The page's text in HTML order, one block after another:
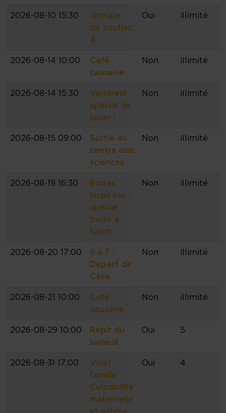
2026-08-10 15:30
Groupe
de soutien
4
Oui illimité
2026-08-14 10:00
Café
causerie
Non illimité
2026-08-14 15:30
Vendredi
spécial de
jouer !
Non illimité
2026-08-15 09:00
Sortie au
centre des
sciences
Non illimité
2026-08-19 16:30
Boites
inspirées :
spécial
boite à
lunch
Non illimité
2026-08-20 17:00
5 à 7 :
Départ de
Célia
Non illimité
2026-08-21 10:00
Café
causerie
Non illimité
2026-08-29 10:00
Répit du
samedi
Oui 5
2026-08-31 17:00
Volet
famille :
Culpabilité
maternelle
Oui 4